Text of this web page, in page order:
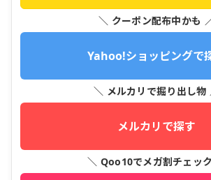
＼ クーポン配布中かも
Yahoo!ショッピングで
＼ メルカリで掘り出し物
メルカリで探す
＼ Qoo10でメガ割チェッ